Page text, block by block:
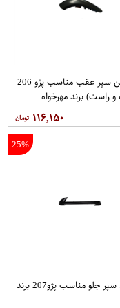
زه طرفین سپر عقب مناسب پژو 206
۱۱۶,۱۵۰
25%
زه وسط سپر جلو مناسب پژو207 برند